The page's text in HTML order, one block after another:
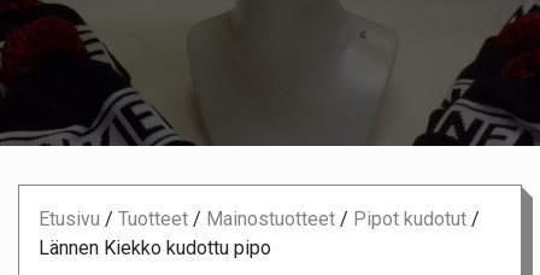
Etusivu / Tuotteet / Mainostuotteet / Pipot kudotut /
Lännen Kiekko kudottu pipo